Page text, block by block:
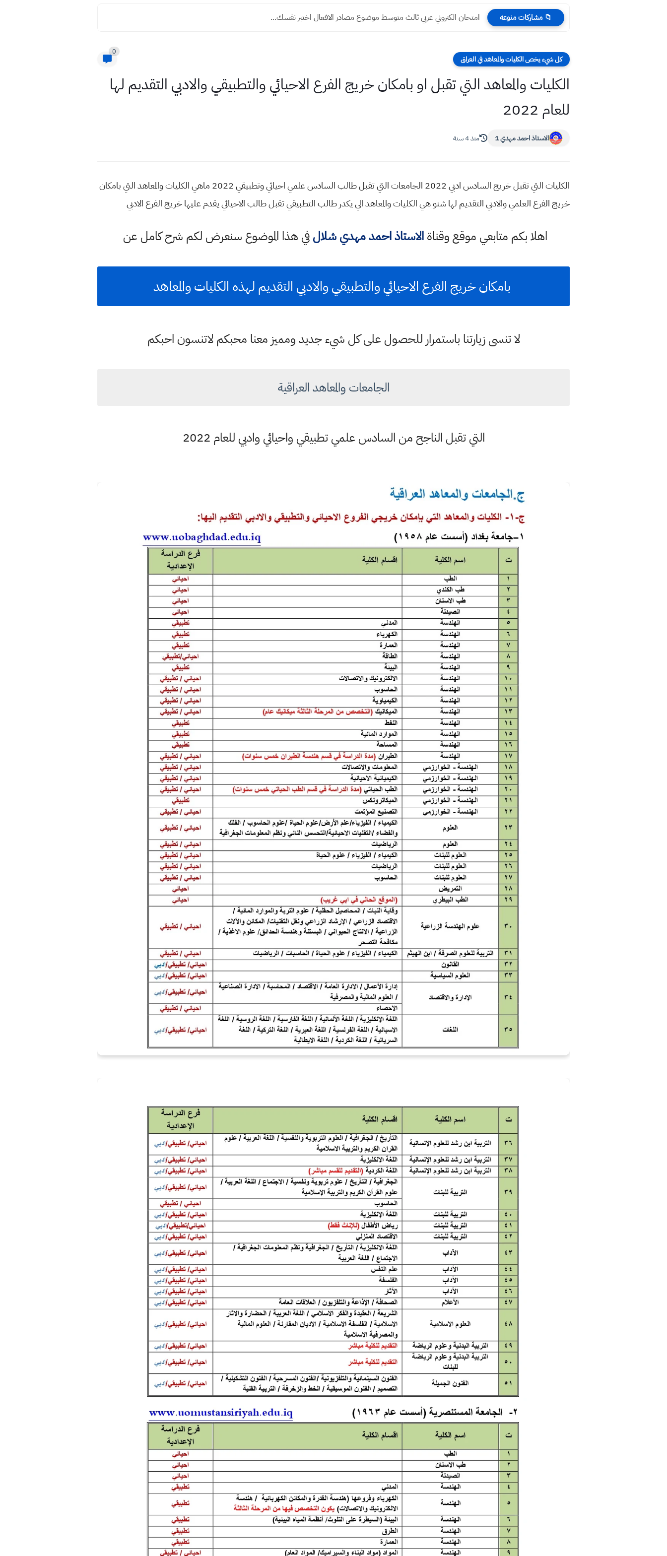
📁 مشاركات منوعه امتحان الكتروني عربي ثالث متوسط موضوع مصادر الافعال اختبر نفسك...
كل شيء يخص الكليات والمعاهد في العراق
0
الكليات والمعاهد التي تقبل او بامكان خريج الفرع الاحيائي والتطبيقي والادبي التقديم لها
للعام 2022
الاستاذ احمد مهدي 1 منذ 4 سنة
الكليات التي تقبل خريج السادس ادبي 2022 الجامعات التي تقبل طالب السادس علمي احيائي وتطبيقي 2022 ماهي الكليات والمعاهد التي بامكان
خريج الفرع العلمي والادبي التقديم لها شنو هي الكليات والمعاهد الي يكدر طالب التطبيقي تقبل طالب الاحيائي يقدم عليها خريج الفرع الادبي
اهلا بكم متابعي موقع وقناةالاستاذ احمد مهدي شلالفي هذا الموضوع سنعرض لكم شرح كامل عن
بامكان خريج الفرع الاحيائي والتطبيقي والادبي التقديم لهذه الكليات والمعاهد
لا تنسى زيارتنا باستمرار للحصول على كل شيء جديد ومميز معنا محبكم لاتنسون احبكم
الجامعات والمعاهد العراقية
التي تقبل الناجح من السادس علمي تطبيقي واحيائي وادبي للعام 2022